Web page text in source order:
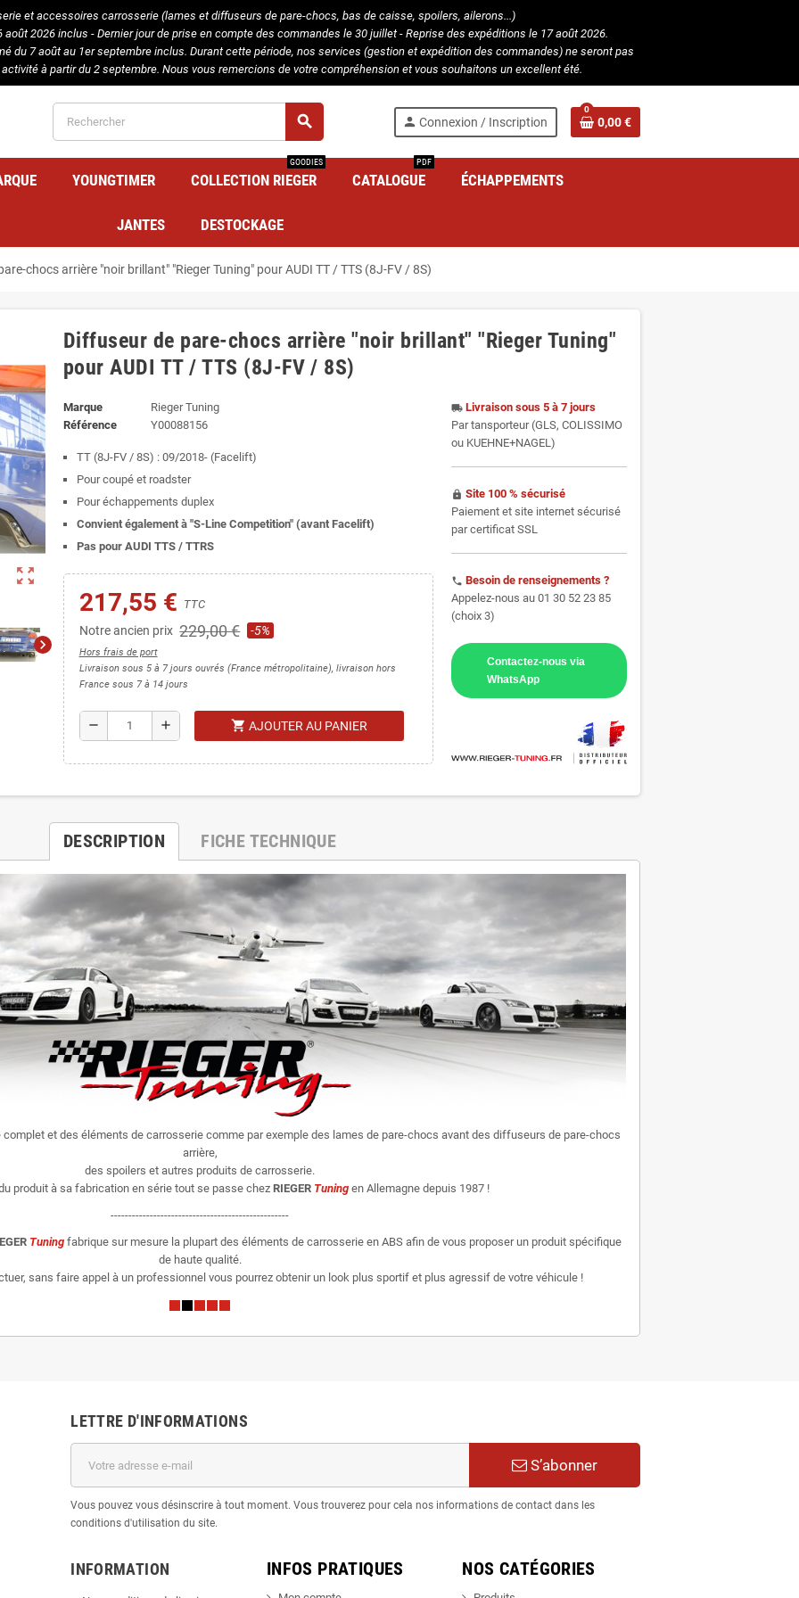
et accessoires carrosserie (lames et diffuseurs de pare-chocs, bas de caisse, spoilers, ailerons...)
août 2026 inclus - Dernier jour de prise en compte des commandes le 30 juillet - Reprise des expéditions le 17 août 2026.
du 7 août au 1er septembre inclus. Durant cette période, nos services (gestion et expédition des commandes) ne seront pas
à partir du 2 septembre. Nous vous remercions de votre compréhension et vous souhaitons un excellent été.
search person Connexion / Inscription
0
0,00 €
YOUNGTIMER COLLECTION RIEGER
GOODIES
CATALOGUE
PDF
ÉCHAPPEMENTS
JANTES DESTOCKAGE
chocs arrière "noir brillant" "Rieger Tuning" pour AUDI TT / TTS (8J-FV / 8S)
zoom_out_map
chevron_right
Diffuseur de pare-chocs arrière "noir brillant" "Rieger Tuning"
pour AUDI TT / TTS (8J-FV / 8S)
Marque
Rieger Tuning
Référence
Y00088156
TT (8J-FV / 8S) : 09/2018- (Facelift)
Pour coupé et roadster
Pour échappements duplex
Convient également à "S-Line Competition" (avant Facelift)
Pas pour AUDI TTS / TTRS
217,55 € TTC
Notre ancien prix 229,00 € -5%
Hors frais de port
Livraison sous 5 à 7 jours ouvrés (France métropolitaine), livraison hors
France sous 7 à 14 jours
remove add shopping_cart AJOUTER AU PANIER
local_shipping Livraison sous 5 à 7 jours
Par tansporteur (GLS, COLISSIMO
ou KUEHNE+NAGEL)
https Site 100 % sécurisé
Paiement et site internet sécurisé
par certificat SSL
phone Besoin de renseignements ?
Appelez-nous au 01 30 52 23 85
(choix 3)
Contactez-nous via
WhatsApp
DESCRIPTION FICHE TECHNIQUE
et des éléments de carrosserie comme par exemple des lames de pare-chocs avant des diffuseurs de pare-chocs
arrière,
des spoilers et autres produits de carrosserie.
produit à sa fabrication en série tout se passe chez RIEGER Tuningen Allemagne depuis 1987 !
--------------------------------------------------
Tuning fabrique sur mesure la plupart des éléments de carrosserie en ABS afin de vous proposer un produit spécifique
de haute qualité.
sans faire appel à un professionnel vous pourrez obtenir un look plus sportif et plus agressif de votre véhicule !
LETTRE D'INFORMATIONS
S’abonner
Vous pouvez vous désinscrire à tout moment. Vous trouverez pour cela nos informations de contact dans les
conditions d'utilisation du site.
INFORMATION INFOS PRATIQUES NOS CATÉGORIES